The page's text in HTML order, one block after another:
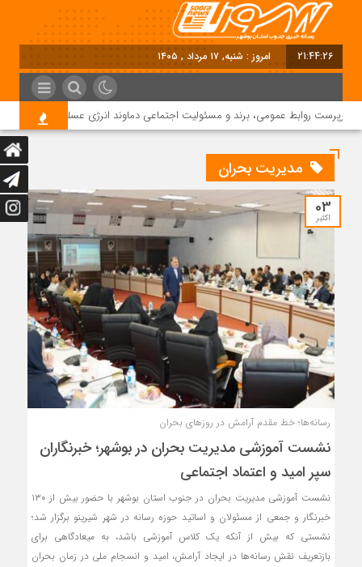
21:44:27 امروز : شنبه, ۱۷ مرداد , ۱۴۰۵
روابط عمومی، برند و مسئولیت اجتماعی دماوند انرژی عسلویه شد
مدیریت بحران
03
اکتبر
رسانه‌ها؛ خط مقدم آرامش در روزهای بحران
نشست آموزشی مدیریت بحران در بوشهر؛ خبرنگاران
سپر امید و اعتماد اجتماعی
نشست آموزشی مدیریت بحران در جنوب استان بوشهر با حضور بیش از ۱۳۰
خبرنگار و جمعی از مسئولان و اساتید حوزه رسانه در شهر شیرینو برگزار شد؛
نشستی که بیش از آنکه یک کلاس آموزشی باشد، به میعادگاهی برای
بازتعریف نقش رسانه‌ها در ایجاد آرامش، امید و انسجام ملی در زمان بحران